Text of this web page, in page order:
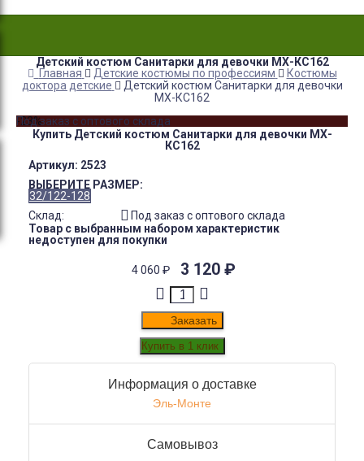
Детский костюм Санитарки для девочки МХ-КС162
Главная
Детские костюмы по профессиям
Костюмы
доктора детские
Детский костюм Санитарки для девочки
МХ-КС162
-23%
Под заказ с оптового склада
Купить Детский костюм Санитарки для девочки МХ-
КС162
Артикул: 2523
ВЫБЕРИТЕ РАЗМЕР:
32/122-128
Склад:
Под заказ с оптового склада
Товар с выбранным набором характеристик
недоступен для покупки
4 060 ₽ 3 120 ₽
Заказать
Информация о доставке
Эль-Монте
Самовывоз